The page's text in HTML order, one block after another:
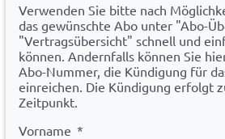
Verwenden Sie bitte nach
das gewünschte Abo unter "Abo-
"Vertragsübersicht" schnell und
können. Andernfalls können Sie
Abo-Nummer, die Kündigung für
einreichen. Die Kündigung erfolgt
Zeitpunkt.
Vorname *